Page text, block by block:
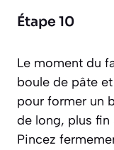
Étape 10
Le moment du
boule de pâte
pour former un
de long, plus fin
Pincez